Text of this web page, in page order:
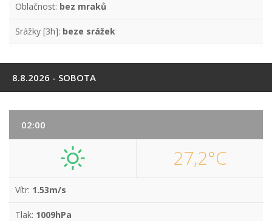
Oblačnost: bez mraků
Srážky [3h]: beze srážek
8.8.2026 - SOBOTA
02:00
27,2°C
Vítr: 1.53m/s
Tlak: 1009hPa